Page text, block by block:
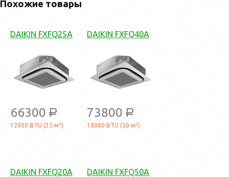
Похожие товары
DAIKIN FXFQ25A
66300 a
12000 BTU (35 м²)
DAIKIN FXFQ40A
73800 a
18000 BTU (50 м²)
DAIKIN FXFQ20A DAIKIN FXFQ50A